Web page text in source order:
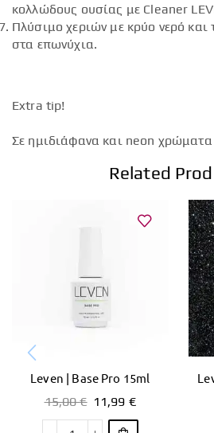
κολλώδους ουσίας με Cleaner
Πλύσιμο χεριών με κρύο νερό και
στα επωνύχια.
Extra tip!
Σε ημιδιάφανα και neon χρώματα
Related
Leven | Base Pro 15ml
15,00€ 11,99 €